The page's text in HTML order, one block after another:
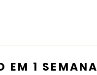
EM 1 SEMANA